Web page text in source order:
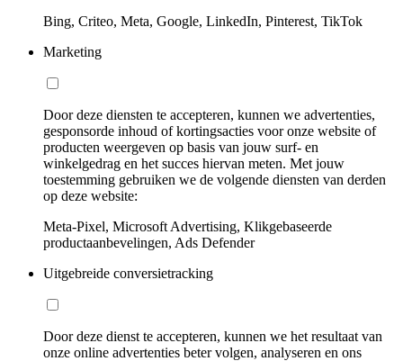
Bing, Criteo, Meta, Google, LinkedIn, Pinterest, TikTok
Marketing
Door deze diensten te accepteren, kunnen we advertenties,
gesponsorde inhoud of kortingsacties voor onze website of
producten weergeven op basis van jouw surf- en
winkelgedrag en het succes hiervan meten. Met jouw
toestemming gebruiken we de volgende diensten van derden
op deze website:
Meta-Pixel, Microsoft Advertising, Klikgebaseerde
productaanbevelingen, Ads Defender
Uitgebreide conversietracking
Door deze dienst te accepteren, kunnen we het resultaat van
onze online advertenties beter volgen, analyseren en ons